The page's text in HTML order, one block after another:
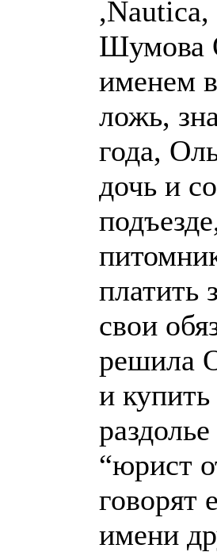
,Nautica,
Шумова
именем
ложь,
года,
дочь и
платить
свои
решила
и
“юрист
говорят
имени